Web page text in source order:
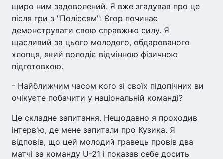
щиро ним задоволений. Я вже згадував про це
після гри з "Поліссям": Єгор починає
демонструвати свою справжню силу. Я
щасливий за цього молодого, обдарованого
хлопця, який володіє відмінною фізичною
підготовкою.
- Найближчим часом кого зі своїх підопічних ви
очікуєте побачити у національній команді?
Це складне запитання. Нещодавно я проходив
інтерв'ю, де мене запитали про Кузика. Я
відповів, що цей молодий гравець провів два
матчі за команду U-21 і показав себе досить